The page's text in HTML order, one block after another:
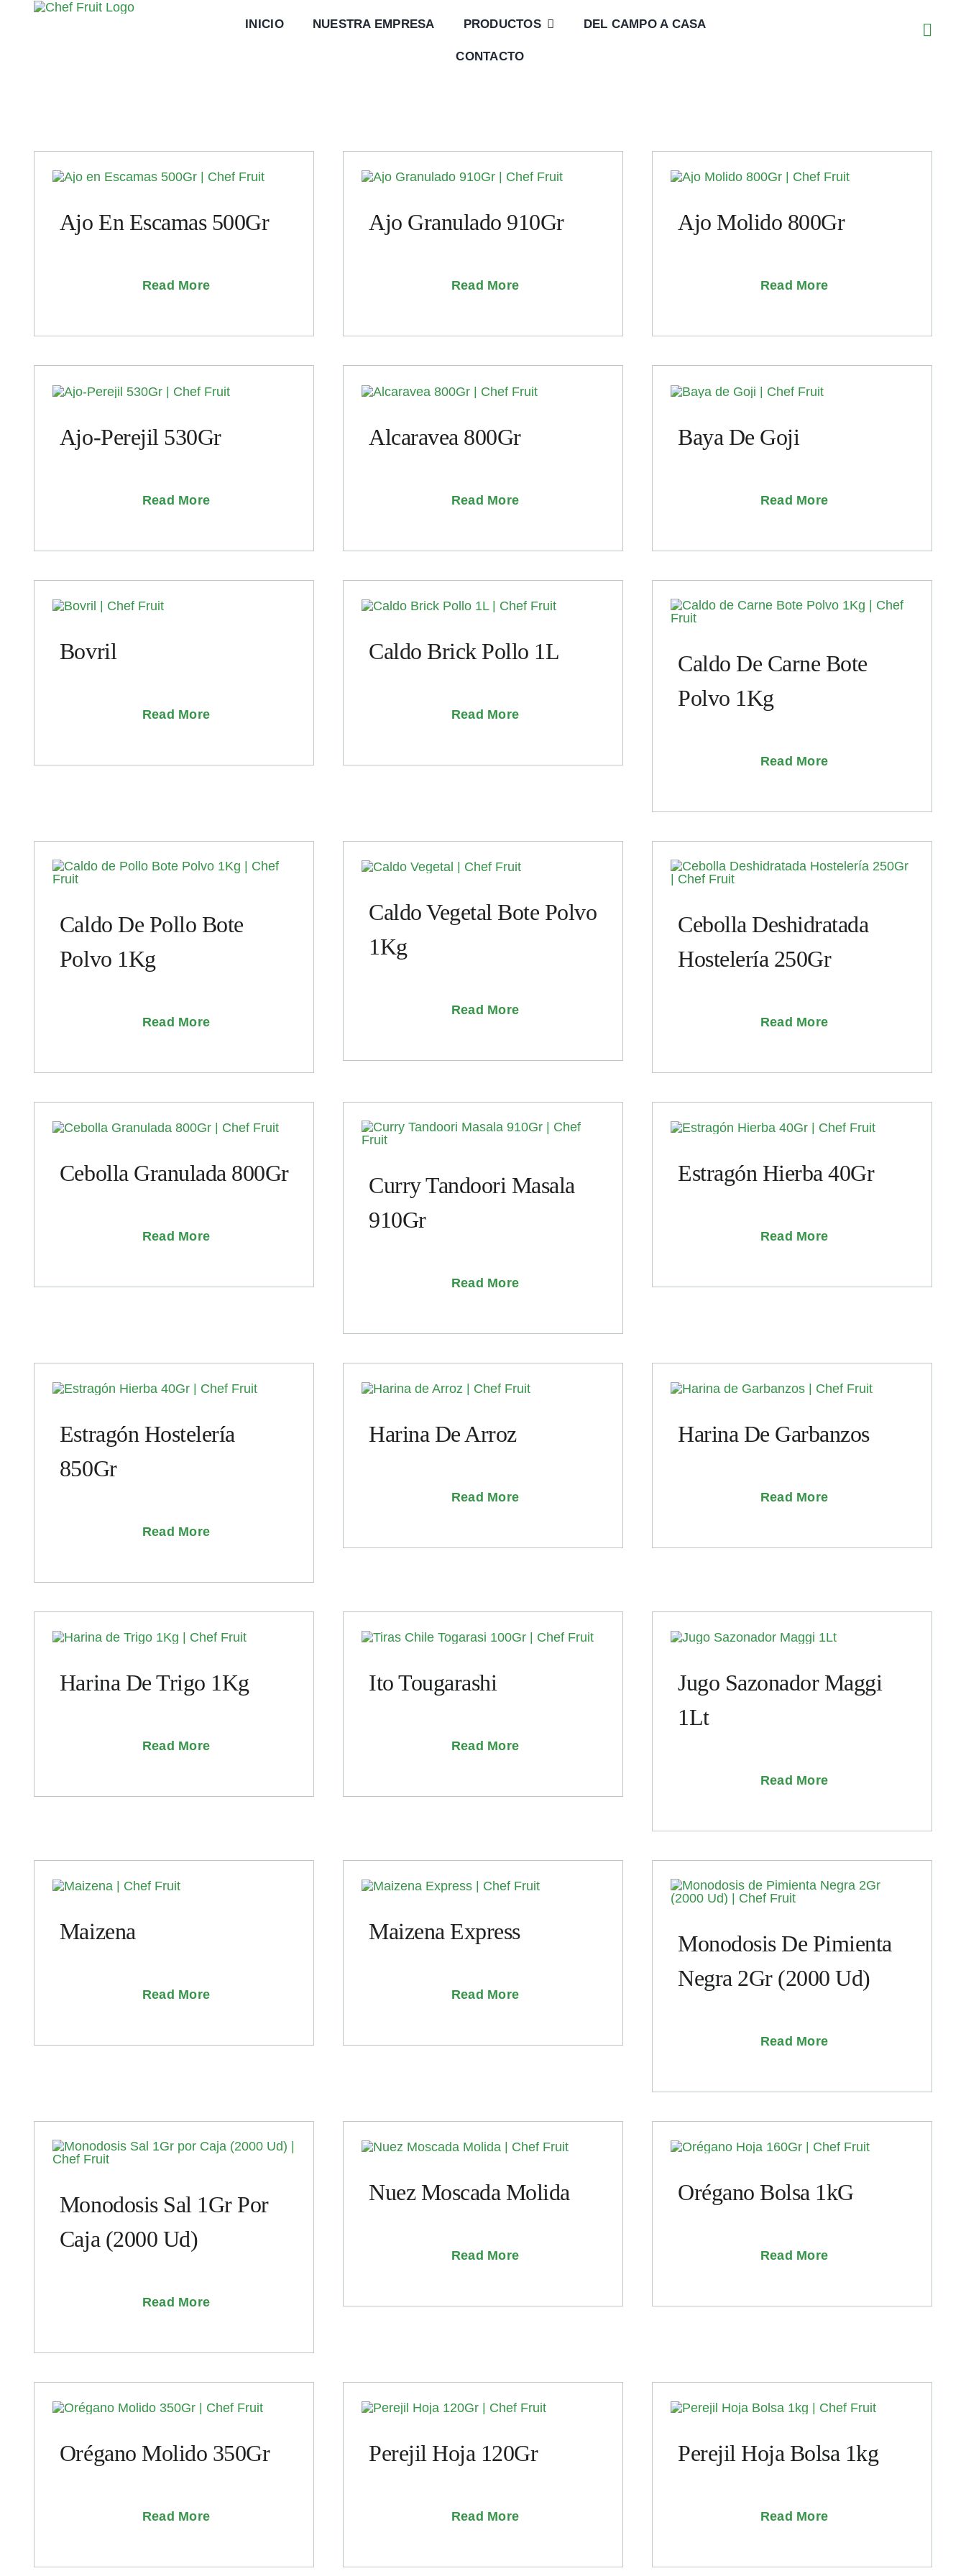
INICIO NUESTRA EMPRESA PRODUCTOS DEL CAMPO A CASA
CONTACTO
Ajo En Escamas 500Gr
Read More
Ajo Granulado 910Gr
Read More
Ajo Molido 800Gr
Read More
Ajo-Perejil 530Gr
Read More
Alcaravea 800Gr
Read More
Baya De Goji
Read More
Bovril
Read More
Caldo Brick Pollo 1L
Read More
Caldo De Carne Bote
Polvo 1Kg
Read More
Caldo De Pollo Bote
Polvo 1Kg
Read More
Caldo Vegetal Bote Polvo
1Kg
Read More
Cebolla Deshidratada
Hostelería 250Gr
Read More
Cebolla Granulada 800Gr
Read More
Curry Tandoori Masala
910Gr
Read More
Estragón Hierba 40Gr
Read More
Estragón Hostelería
850Gr
Read More
Harina De Arroz
Read More
Harina De Garbanzos
Read More
Harina De Trigo 1Kg
Read More
Ito Tougarashi
Read More
Jugo Sazonador Maggi
1Lt
Read More
Maizena
Read More
Maizena Express
Read More
Monodosis De Pimienta
Negra 2Gr (2000 Ud)
Read More
Monodosis Sal 1Gr Por
Caja (2000 Ud)
Read More
Nuez Moscada Molida
Read More
Orégano Bolsa 1kG
Read More
Orégano Molido 350Gr
Read More
Perejil Hoja 120Gr
Read More
Perejil Hoja Bolsa 1kg
Read More